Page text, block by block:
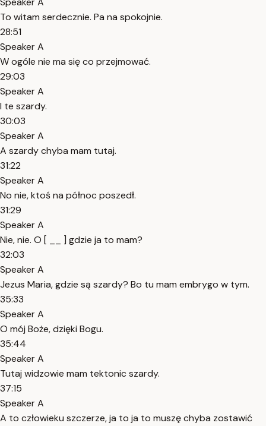
To witam serdecznie. Pa na spokojnie.
28:51
Speaker A
W ogóle nie ma się co przejmować.
29:03
Speaker A
I te szardy.
30:03
Speaker A
A szardy chyba mam tutaj.
31:22
Speaker A
No nie, ktoś na północ poszedł.
31:29
Speaker A
Nie, nie. O [ __ ] gdzie ja to mam?
32:03
Speaker A
Jezus Maria, gdzie są szardy? Bo tu mam embrygo w tym.
35:33
Speaker A
O mój Boże, dzięki Bogu.
35:44
Speaker A
Tutaj widzowie mam tektonic szardy.
37:15
Speaker A
A to człowieku szczerze, ja to ja to muszę chyba zostawić